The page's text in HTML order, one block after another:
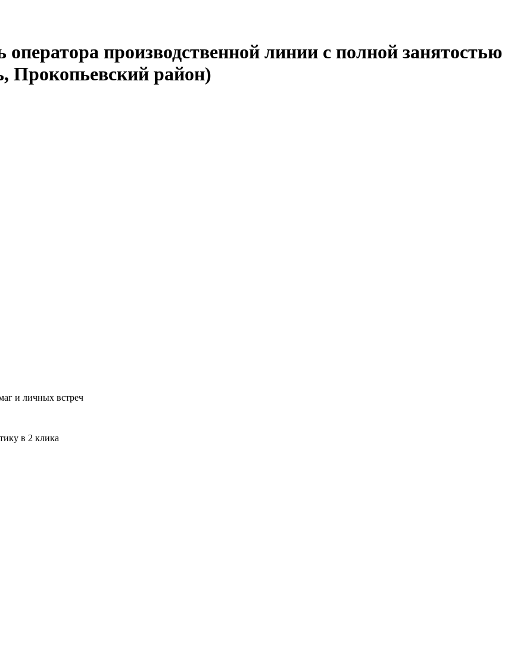
производственной линии с полной занятостью
Прокопьевский район)
и личных встреч
в 2 клика